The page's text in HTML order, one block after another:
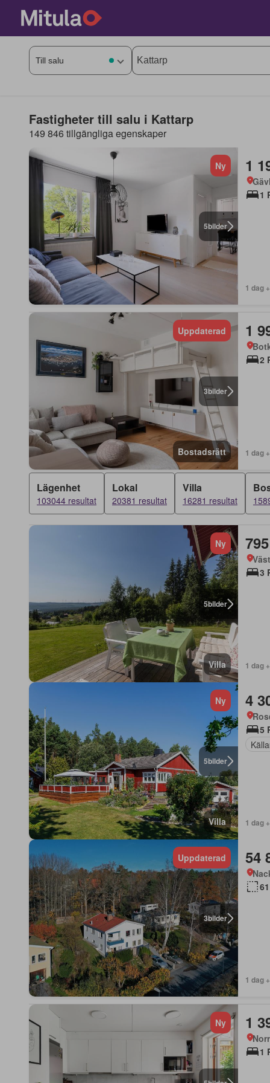
Fastigheter till salu i Kattarp
149 846 tillgängliga egenskaper
5bilder
Ny 1
1
1 dag
3bilder
Uppdaterad
Bostadsrätt
1
2
1 dag
Lägenhet
103044 resultat
Lokal
20381 resultat
Villa
16281 resultat
5bilder
Ny
Villa
3
1 dag
5bilder
Ny
Villa
4
5
1 dag
3bilder
Uppdaterad 54
1 dag
Ny 1
1